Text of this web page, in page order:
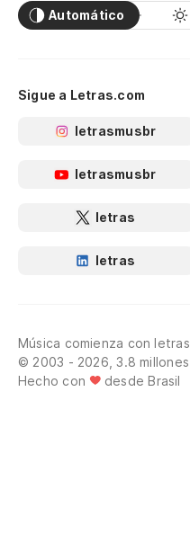
Automático
Sigue a Letras.com
letrasmusbr
letrasmusbr
letras
letras
Música comienza con letras
© 2003 - 2026, 3.8
Hecho con
desde Brasil